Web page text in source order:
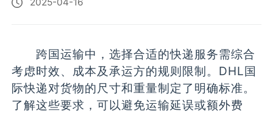
2025-04-16
跨国运输中，选择合适的快递服务需综合
考虑时效、成本及承运方的规则限制。DHL国
际快递对货物的尺寸和重量制定了明确标准。
了解这些要求，可以避免运输延误或额外费